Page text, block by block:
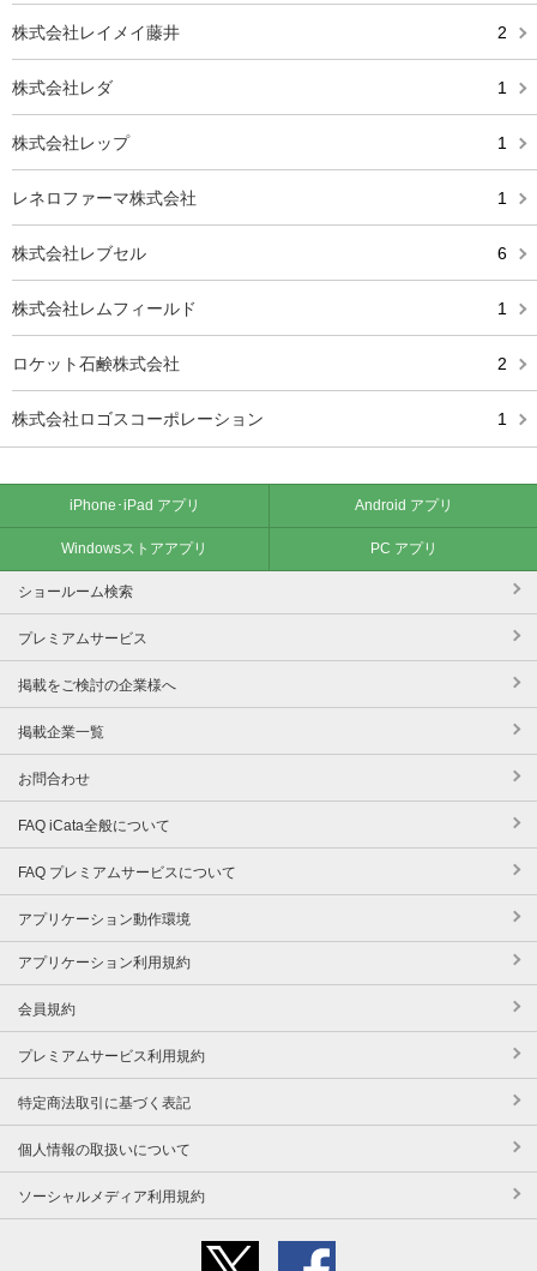
株式会社レイメイ藤井 2
株式会社レダ 1
株式会社レップ 1
レネロファーマ株式会社 1
株式会社レブセル 6
株式会社レムフィールド 1
ロケット石鹸株式会社 2
株式会社ロゴスコーポレーション 1
iPhone･iPad アプリ Android アプリ
Windowsストアアプリ PC アプリ
ショールーム検索
プレミアムサービス
掲載をご検討の企業様へ
掲載企業一覧
お問合わせ
FAQ iCata全般について
FAQ プレミアムサービスについて
アプリケーション動作環境
アプリケーション利用規約
会員規約
プレミアムサービス利用規約
特定商法取引に基づく表記
個人情報の取扱いについて
ソーシャルメディア利用規約